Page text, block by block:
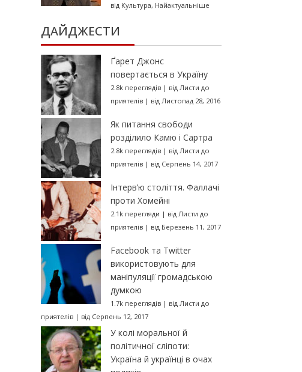
від Культура, Найактуальніше
ДАЙДЖЕСТИ
Ґарет Джонс
повертається в Україну
2.8k переглядів| від Листи до
приятелів| від Листопад 28, 2016
Як питання свободи
розділило Камю і Сартра
2.8k переглядів| від Листи до
приятелів| від Серпень 14, 2017
Інтерв’ю століття. Фаллачі
проти Хомейні
2.1k перегляди | від Листи до
приятелів| від Березень 11, 2017
Facebook та Twitter
використовують для
маніпуляції громадською
думкою
1.7k переглядів| від Листи до
приятелів| від Серпень 12, 2017
У колі моральної й
політичної сліпоти:
Україна й українці в очах